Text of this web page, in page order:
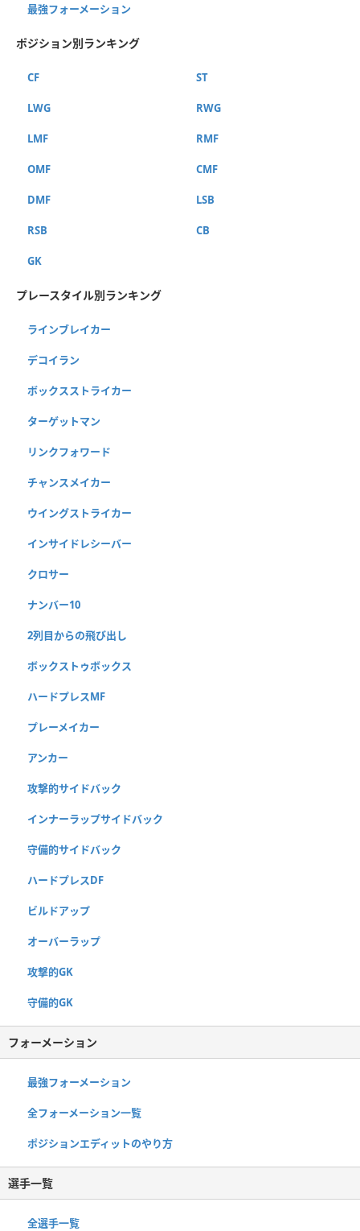
最強フォーメーション
ポジション別ランキング
CF ST
LWG RWG
LMF RMF
OMF CMF
DMF LSB
RSB CB
GK
プレースタイル別ランキング
ラインブレイカー
デコイラン
ボックスストライカー
ターゲットマン
リンクフォワード
チャンスメイカー
ウイングストライカー
インサイドレシーバー
クロサー
ナンバー10
2列目からの飛び出し
ボックストゥボックス
ハードプレスMF
プレーメイカー
アンカー
攻撃的サイドバック
インナーラップサイドバック
守備的サイドバック
ハードプレスDF
ビルドアップ
オーバーラップ
攻撃的GK
守備的GK
フォーメーション
最強フォーメーション
全フォーメーション一覧
ポジションエディットのやり方
選手一覧
全選手一覧